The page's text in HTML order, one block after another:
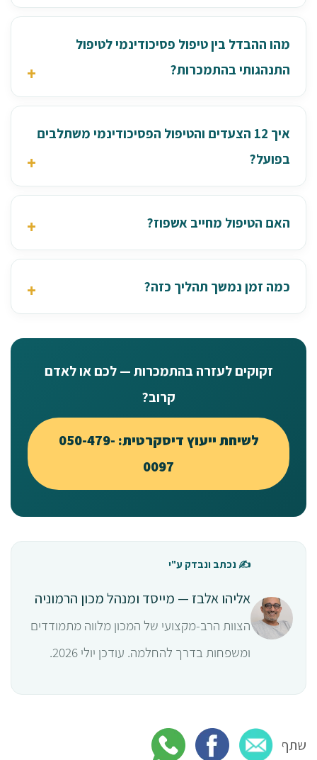
מהו ההבדל בין טיפול פסיכודינמי לטיפול
התנהגותי בהתמכרות?
איך 12 הצעדים והטיפול הפסיכודינמי משתלבים
בפועל?
האם הטיפול מחייב אשפוז?
כמה זמן נמשך תהליך כזה?
זקוקים לעזרה בהתמכרות — לכם או לאדם
קרוב?
לשיחת ייעוץ דיסקרטית: 050-479-
0097
✍️ נכתב ונבדק ע"י
אליהו אלבז — מייסד ומנהל מכון הרמוניה
הצוות הרב-מקצועי של המכון מלווה מתמודדים
ומשפחות בדרך להחלמה. עודכן יולי 2026.
שתף